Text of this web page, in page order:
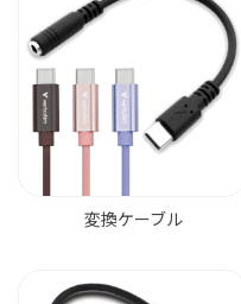
変換ケーブル